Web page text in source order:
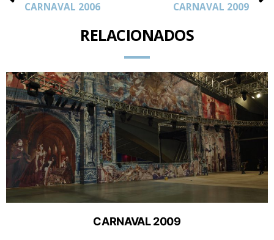
CARNAVAL 2006 CARNAVAL 2009
RELACIONADOS
CARNAVAL 2009